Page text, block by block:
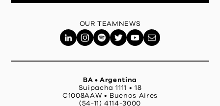
OUR TEAM NEWS
BA • Argentina
Suipacha 1111 • 18
C1008AAW • Buenos Aires
(54-11) 4114-3000